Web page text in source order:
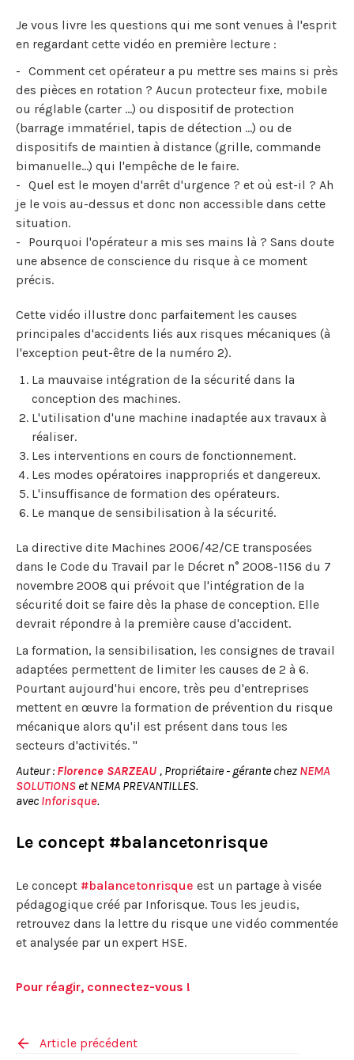
Je vous livre les questions qui me sont venues à l'esprit
en regardant cette vidéo en première lecture :
Comment cet opérateur a pu mettre ses mains si près
des pièces en rotation ? Aucun protecteur fixe, mobile
ou réglable (carter ...) ou dispositif de protection
(barrage immatériel, tapis de détection ...) ou de
dispositifs de maintien à distance (grille, commande
bimanuelle…) qui l'empêche de le faire.
Quel est le moyen d'arrêt d'urgence ? et où est-il ? Ah
je le vois au-dessus et donc non accessible dans cette
situation.
Pourquoi l'opérateur a mis ses mains là ? Sans doute
une absence de conscience du risque à ce moment
précis.
Cette vidéo illustre donc parfaitement les causes
principales d'accidents liés aux risques mécaniques (à
l'exception peut-être de la numéro 2).
La mauvaise intégration de la sécurité dans la
conception des machines.
L'utilisation d'une machine inadaptée aux travaux à
réaliser.
Les interventions en cours de fonctionnement.
Les modes opératoires inappropriés et dangereux.
L'insuffisance de formation des opérateurs.
Le manque de sensibilisation à la sécurité.
La directive dite Machines 2006/42/CE transposées
dans le Code du Travail par le Décret n° 2008-1156 du 7
novembre 2008 qui prévoit que l'intégration de la
sécurité doit se faire dès la phase de conception. Elle
devrait répondre à la première cause d'accident.
La formation, la sensibilisation, les consignes de travail
adaptées permettent de limiter les causes de 2 à 6.
Pourtant aujourd'hui encore, très peu d'entreprises
mettent en œuvre la formation de prévention du risque
mécanique alors qu'il est présent dans tous les
secteurs d'activités. "
Auteur : Florence SARZEAU , Propriétaire - gérante chez NEMA
SOLUTIONS et NEMA PREVANTILLES.
avec Inforisque.
Le concept #balancetonrisque
Le concept #balancetonrisque est un partage à visée
pédagogique créé par Inforisque. Tous les jeudis,
retrouvez dans la lettre du risque une vidéo commentée
et analysée par un expert HSE.
Pour réagir, connectez-vous !
Article précédent